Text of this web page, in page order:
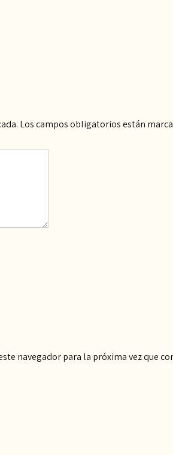
Los campos obligatorios están
navegador para la próxima vez que